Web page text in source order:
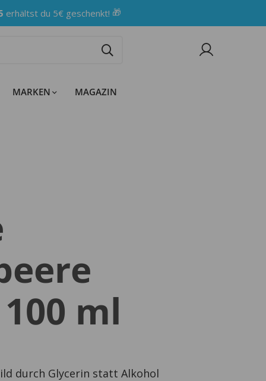
erhältst du 5€ geschenkt! 🎁
MARKEN MAGAZIN
ml
durch Glycerin statt Alkohol